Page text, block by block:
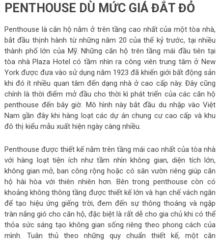
PENTHOUSE DÙ MỨC GIÁ ĐẮT ĐỎ
Penthouse là căn hộ nằm ở trên tầng cao nhất của một tòa nhà,
bắt đầu thịnh hành từ những năm 20 của thế kỷ trước, tại nhiều
thành phố lớn của Mỹ. Những căn hộ trên tầng mái đầu tiên tại
tòa nhà Plaza Hotel có tầm nhìn ra công viên trung tâm ở New
York được đưa vào sử dụng năm 1923 đã khiến giới bất động sản
khi đó ít nhiều quan tâm đến dạng nhà ở cao cấp này. Đây cũng
chính là thời điểm mở đầu cho thời kì phát triển của các căn hộ
penthouse đến bây giờ. Mô hình này bắt đầu du nhập vào Việt
Nam gần đây khi hàng loạt các dự án chung cư cao cấp và khu
đô thị kiểu mẫu xuất hiện ngày càng nhiều.
Penthouse được thiết kế nằm trên tầng mái cao nhất của tòa nhà
với hàng loạt tiện ích như tầm nhìn không gian, diện tích lớn,
không gian mở, ban công rộng hoặc có sân vườn riêng giúp căn
hộ hài hòa với thiên nhiên hơn. Bên trong penthouse còn có
khoảng không thông tầng được thiết kế lớn và hạn chế vách ngăn
để tạo hiệu ứng giếng trời, đem đến sự thông thoáng và ngập
tràn nắng gió cho căn hộ, đặc biệt là rất dễ cho gia chủ khi có thể
thỏa sức sáng tạo không gian sống riêng theo phong cách của
mình. Tuân thủ theo những quy chuẩn thiết kế, một căn